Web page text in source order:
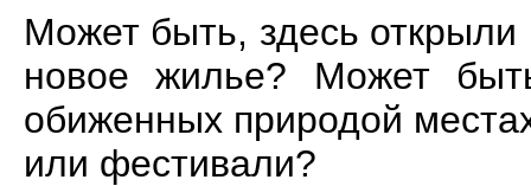
Может быть, здесь открыли
новое жилье? Может
обиженных природой
или фестивали?